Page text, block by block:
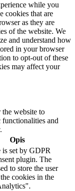
while you
cookies that are
as they are
of the website. We
and understand how
in your browser
to opt-out of these
may affect your
the website to
functionalities and
Opis
is set by GDPR
plugin. The
to store the user
cookies in the